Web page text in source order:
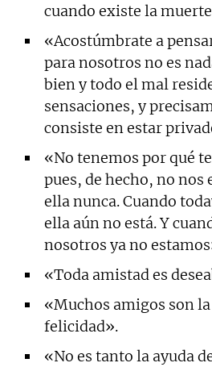
cuando existe la
«Acostúmbrate a
para nosotros no es
bien y todo el mal
sensaciones, y
consiste en estar
«No tenemos por qué
pues, de hecho, no
ella nunca. Cuando
ella aún no está. Y
nosotros ya no
«Toda amistad es
«Muchos amigos son
felicidad».
«No es tanto la ayuda